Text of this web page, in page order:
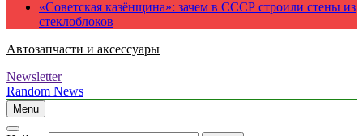
«Советская казёнщина»: зачем в СССР строили стены из
стеклоблоков
Автозапчасти и аксессуары
Newsletter
Random News
Menu